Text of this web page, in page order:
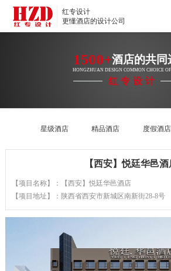
红专设计
更懂酒店的设计公司
1500+酒店的共同
HONGZHUAN DESIGN COMMON CHOICE
红专设计
星级酒店 精品酒店 度假酒店
【西安】悦廷华邑酒
【项目名称】：【西安】悦廷华邑酒店
【项目地址】：陕西省西安市新城区南新街28-8号